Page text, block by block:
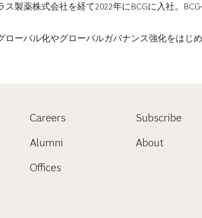
製薬株式会社を経て2022年にBCGに入社。
ーバル化やグローバルガバナンス強化をはじ
Careers
Alumni
Offices
Subscribe
About